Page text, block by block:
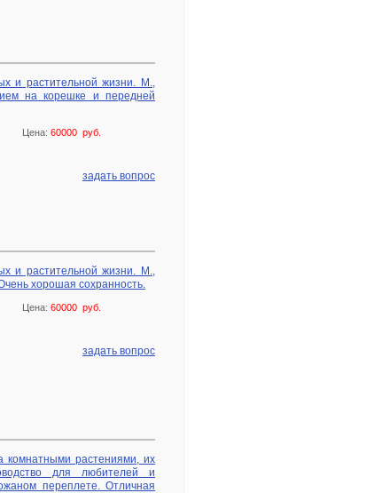
и растительной жизни. М.,
на корешке и передней
Цена: 60000 руб.
задать вопрос
и растительной жизни. М.,
хорошая сохранность.
Цена: 60000 руб.
задать вопрос
комнатными растениями, их
для любителей и
переплете. Отличная